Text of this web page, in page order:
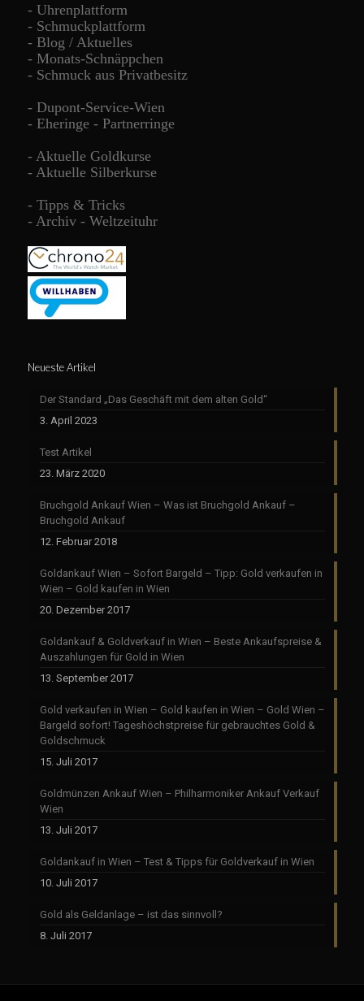
- Uhrenplattform
- Schmuckplattform
- Blog / Aktuelles
- Monats-Schnäppchen
- Schmuck aus Privatbesitz
- Dupont-Service-Wien
- Eheringe - Partnerringe
- Aktuelle Goldkurse
- Aktuelle Silberkurse
- Tipps & Tricks
- Archiv - Weltzeituhr
Neueste Artikel
Der Standard „Das Geschäft mit dem alten Gold“
3. April 2023
Test Artikel
23. März 2020
Bruchgold Ankauf Wien – Was ist Bruchgold Ankauf –
Bruchgold Ankauf
12. Februar 2018
Goldankauf Wien – Sofort Bargeld – Tipp: Gold verkaufen in
Wien – Gold kaufen in Wien
20. Dezember 2017
Goldankauf & Goldverkauf in Wien – Beste Ankaufspreise &
Auszahlungen für Gold in Wien
13. September 2017
Gold verkaufen in Wien – Gold kaufen in Wien – Gold Wien –
Bargeld sofort! Tageshöchstpreise für gebrauchtes Gold &
Goldschmuck
15. Juli 2017
Goldmünzen Ankauf Wien – Philharmoniker Ankauf Verkauf
Wien
13. Juli 2017
Goldankauf in Wien – Test & Tipps für Goldverkauf in Wien
10. Juli 2017
Gold als Geldanlage – ist das sinnvoll?
8. Juli 2017